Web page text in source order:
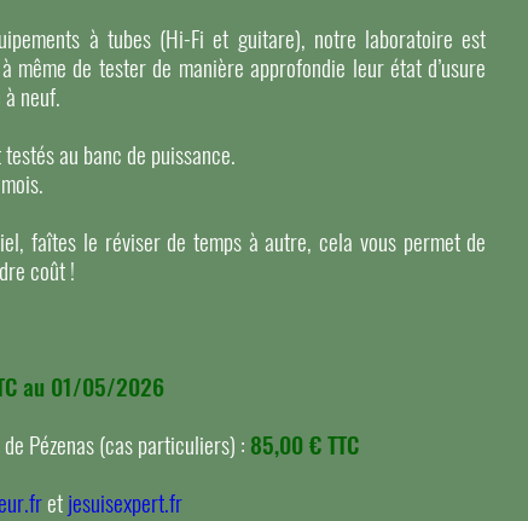
à tubes (Hi-Fi et guitare), notre laboratoire est
même de tester de manière approfondie leur état d’usure
neuf.
au banc de puissance.
faîtes le réviser de temps à autre, cela vous permet de
coût !
au 01/05/2026
Pézenas (cas particuliers) : 85,00 € TTC
etjesuisexpert.fr